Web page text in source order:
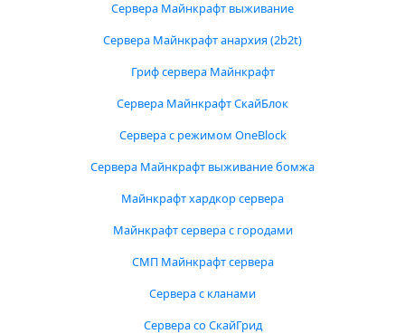
Сервера Майнкрафт выживание
Сервера Майнкрафт анархия (2b2t)
Гриф сервера Майнкрафт
Сервера Майнкрафт СкайБлок
Сервера с режимом OneBlock
Сервера Майнкрафт выживание бомжа
Майнкрафт хардкор сервера
Майнкрафт сервера с городами
СМП Майнкрафт сервера
Сервера с кланами
Сервера со СкайГрид